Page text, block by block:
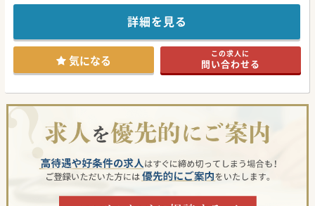
ご自身の専門性を活かした外来を持つことが可能です。
詳細を見る
気になる この求人に
問い合わせる